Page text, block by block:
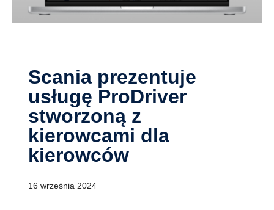
Scania prezentuje
usługę ProDriver
stworzoną z
kierowcami dla
kierowców
16 września 2024